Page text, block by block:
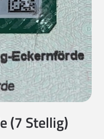
(7 Stellig)